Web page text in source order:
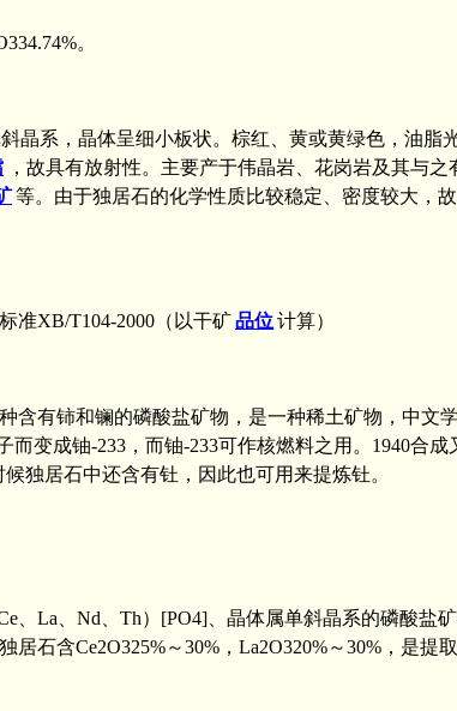
。
晶系，晶体呈细小板状。棕红、黄或黄绿色，油脂
，故具有放射性。主要产于伟晶岩、花岗岩及其与
等。由于独居石的化学性质比较稳定、密度较大，
准XB/T104-2000（以干矿品位计算）
有铈和镧的磷酸盐矿物，是一种稀土矿物，中文
变成铀-233，而铀-233可作核燃料之用。1940合
独居石中还含有钍，因此也可用来提炼钍。
、La、Nd、Th）[PO4]、晶体属单斜晶系的磷酸
石含Ce2O325%～30%，La2O320%～30%，是